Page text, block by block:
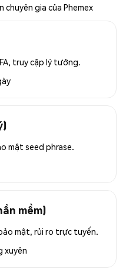
chuyên gia của Phemex
truy cập lý tưởng.
mật seed phrase.
mềm)
mật, rủi ro trực tuyến.
xuyên